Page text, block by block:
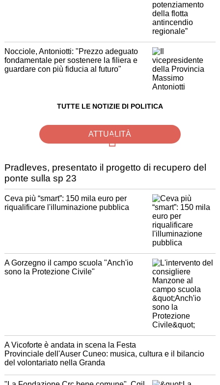
Nocciole, Antoniotti: "Prezzo adeguato
fondamentale per sostenere la filiera e
guardare con più fiducia al futuro"
TUTTE LE NOTIZIE DI POLITICA
ATTUALITÀ
Pradleves, presentato il progetto di recupero del
ponte sulla sp 23
Ceva più “smart”: 150 mila euro per
riqualificare l'illuminazione pubblica
A Gorzegno il campo scuola "Anch'io
sono la Protezione Civile"
A Vicoforte è andata in scena la Festa
Provinciale dell'Auser Cuneo: musica, cultura e il bilancio
del volontariato nella Granda